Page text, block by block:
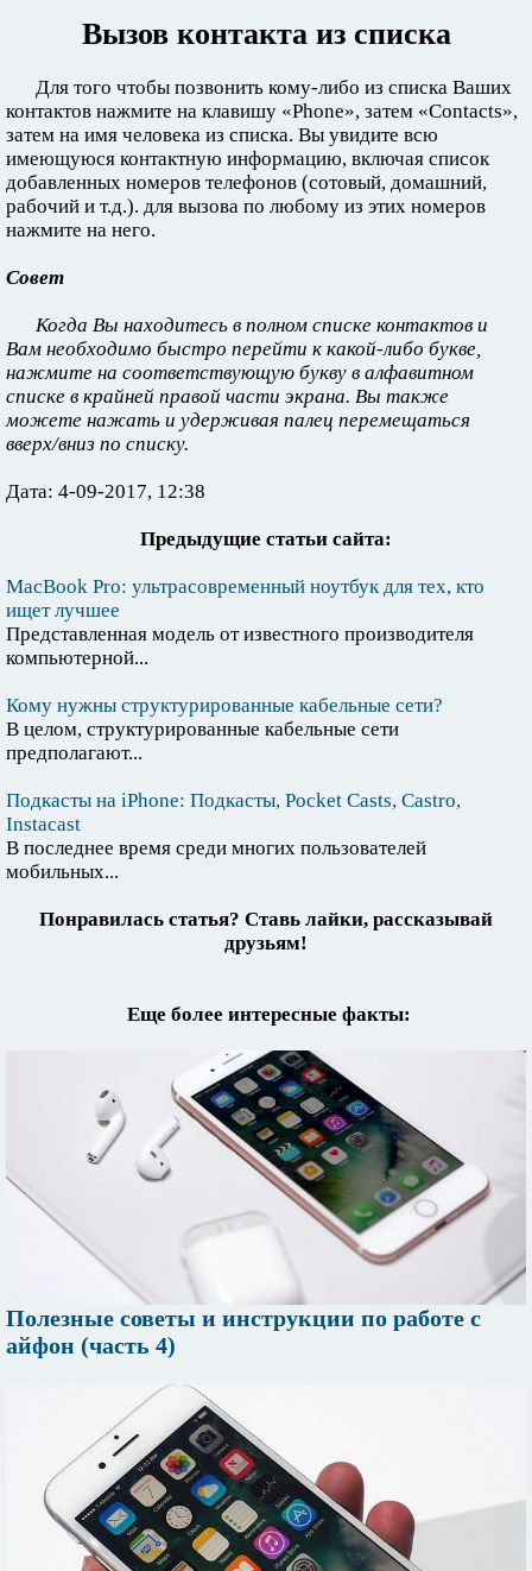
Вызов контакта из списка
Для того чтобы позвонить кому-либо из списка Ваших
контактов нажмите на клавишу «Phone», затем «Contacts»,
затем на имя человека из списка. Вы увидите всю
имеющуюся контактную информацию, включая список
добавленных номеров телефонов (сотовый, домашний,
рабочий и т.д.). для вызова по любому из этих номеров
нажмите на него.
Совет
Когда Вы находитесь в полном списке контактов и
Вам необходимо быстро перейти к какой-либо букве,
нажмите на соответствующую букву в алфавитном
списке в крайней правой части экрана. Вы также
можете нажать и удерживая палец перемещаться
вверх/вниз по списку.
Дата: 4-09-2017, 12:38
Предыдущие статьи сайта:
MacBook Pro: ультрасовременный ноутбук для тех, кто
ищет лучшее
Представленная модель от известного производителя
компьютерной...
Кому нужны структурированные кабельные сети?
В целом, структурированные кабельные сети
предполагают...
Подкасты на iPhone: Подкасты, Pocket Casts, Castro,
Instacast
В последнее время среди многих пользователей
мобильных...
Понравилась статья? Ставь лайки, рассказывай
друзьям!
Еще более интересные факты:
Полезные советы и инструкции по работе с
айфон (часть 4)